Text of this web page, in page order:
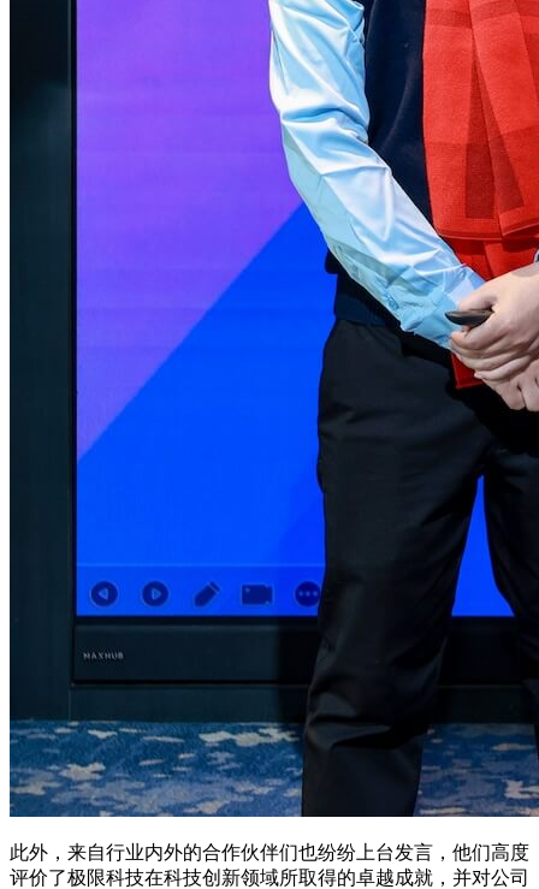
此外，来自行业内外的合作伙伴们也纷纷上台发言，他们高度
评价了极限科技在科技创新领域所取得的卓越成就，并对公司